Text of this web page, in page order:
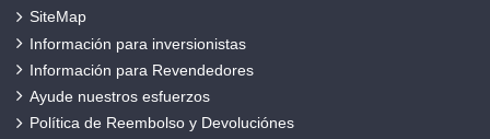
SiteMap
Información para inversionistas
Información para Revendedores
Ayude nuestros esfuerzos
Política de Reembolso y Devoluciónes